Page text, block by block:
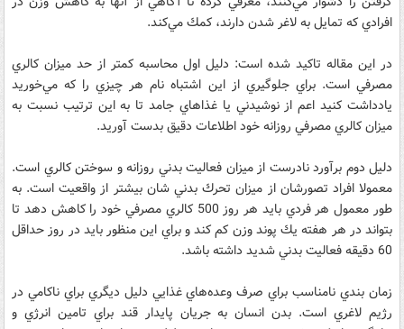
افرادي كه تمايل به لاغر شدن دارند، كمك مي‌كند.
در اين مقاله تاكيد شده است: دليل اول محاسبه كمتر از حد ميزان كالري
مصرفي است. براي جلوگيري از اين اشتباه نام هر چيزي را كه مي‌خوريد
يادداشت كنيد اعم از نوشيدني يا غذاهاي جامد تا به اين ترتيب نسبت به
ميزان كالري مصرفي روزانه خود اطلاعات دقيق بدست آوريد.
دليل دوم برآورد نادرست از ميزان فعاليت بدني روزانه و سوختن كالري است.
معمولا افراد تصورشان از ميزان تحرك بدني شان بيشتر از واقعيت است. به
طور معمول هر فردي بايد هر روز 500 كالري مصرفي خود را كاهش دهد تا
بتواند در هر هفته يك پوند وزن كم كند و براي اين منظور بايد در روز حداقل
60 دقيقه فعاليت بدني شديد داشته باشد.
زمان بندي نامناسب براي صرف وعده‌هاي غذايي دليل ديگري براي ناكامي در
رژيم لاغري است. بدن انسان به جريان پايدار قند براي تامين انرژي و